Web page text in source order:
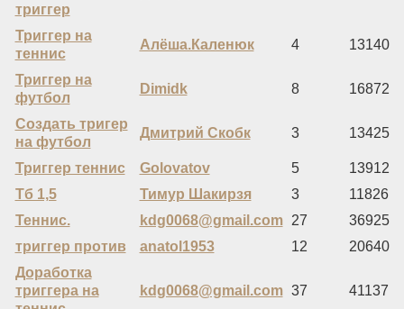
триггер
Триггер на
теннис
Алёша.Каленюк 4 13140
Триггер на
футбол
Dimidk 8 16872
Создать тригер
на футбол
Дмитрий Скобк 3 13425
Триггер теннис Golovatov 5
13912
Тб 1,5
Тимур Шакирзя 3
11826
Теннис.
kdg0068@gmail.com 27
36925
триггер против
anatol1953 12
20640
Доработка
триггера на
kdg0068@gmail.com 37 41137